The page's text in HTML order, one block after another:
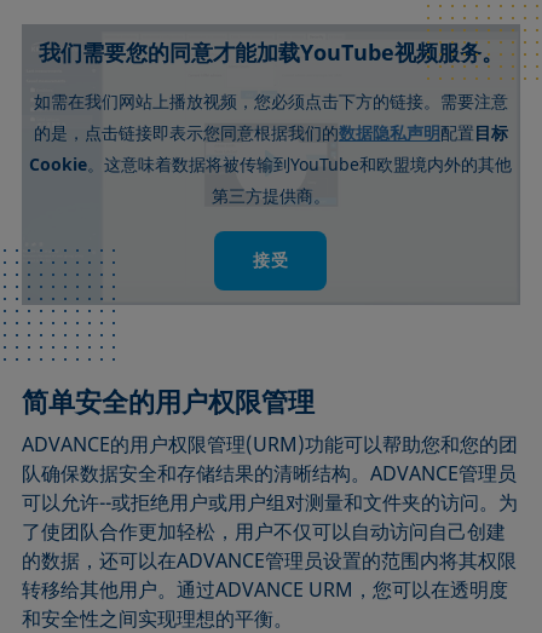
我们需要您的同意才能加载YouTube视频服务。
如需在我们网站上播放视频，您必须点击下方的链接。需要注意
的是，点击链接即表示您同意根据我们的数据隐私声明配置 目标
Cookie。这意味着数据将被传输到YouTube和欧盟境内外的其他
第三方提供商。
接受
简单安全的用户权限管理
ADVANCE的用户权限管理(URM)功能可以帮助您和您的团
队确保数据安全和存储结果的清晰结构。ADVANCE管理员
可以允许--或拒绝用户或用户组对测量和文件夹的访问。为
了使团队合作更加轻松，用户不仅可以自动访问自己创建
的数据，还可以在ADVANCE管理员设置的范围内将其权限
转移给其他用户。通过ADVANCE URM，您可以在透明度
和安全性之间实现理想的平衡。